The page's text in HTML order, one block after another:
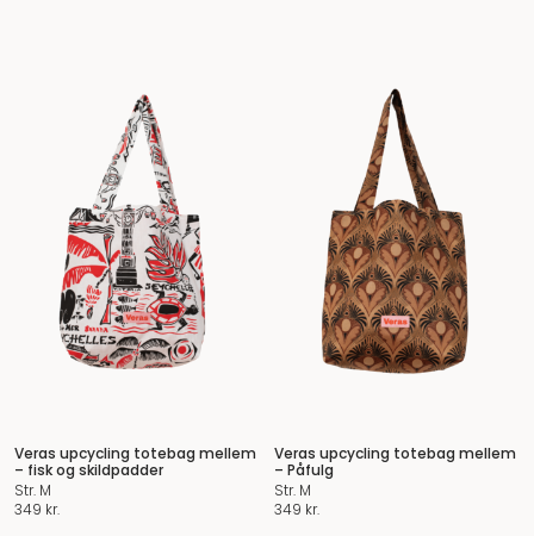
Veras upcycling totebag mellem
– fisk og skildpadder
Str. M
349 kr.
Veras upcycling totebag mellem
– Påfulg
Str. M
349 kr.